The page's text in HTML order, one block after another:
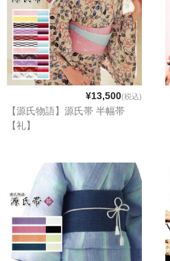
¥13,500(税込)
【源氏物語】源氏帯 半幅帯
【礼】